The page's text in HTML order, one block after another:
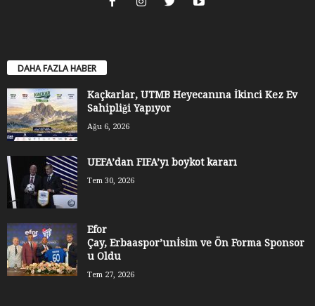
DAHA FAZLA HABER
Kaçkarlar, UTMB Heyecanına İkinci Kez Ev
Sahipliği Yapıyor
Ağu 6, 2026
UEFA’dan FIFA’yı boykot kararı
Tem 30, 2026
Efor
Çay, Erbaaspor’unİsim ve Ön Forma Sponsor
u Oldu
Tem 27, 2026